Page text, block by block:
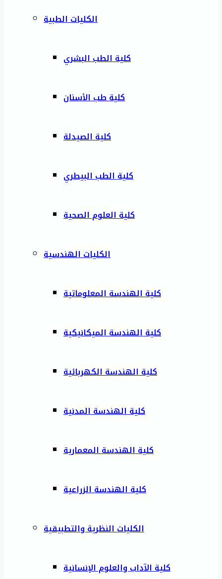
الكليات الطبية
كلية الطب البشري
كلية طب الأسنان
كلية الصيدلة
كلية الطب البيطري
كلية العلوم الصحية
الكليات الهندسية
كلية الهندسة المعلوماتية
كلية الهندسة الميكانيكية
كلية الهندسة الكهربائية
كلية الهندسة المدنية
كلية الهندسة المعمارية
كلية الهندسة الزراعية
الكليات النظرية والتطبيقية
كلية الآداب والعلوم الإنسانية